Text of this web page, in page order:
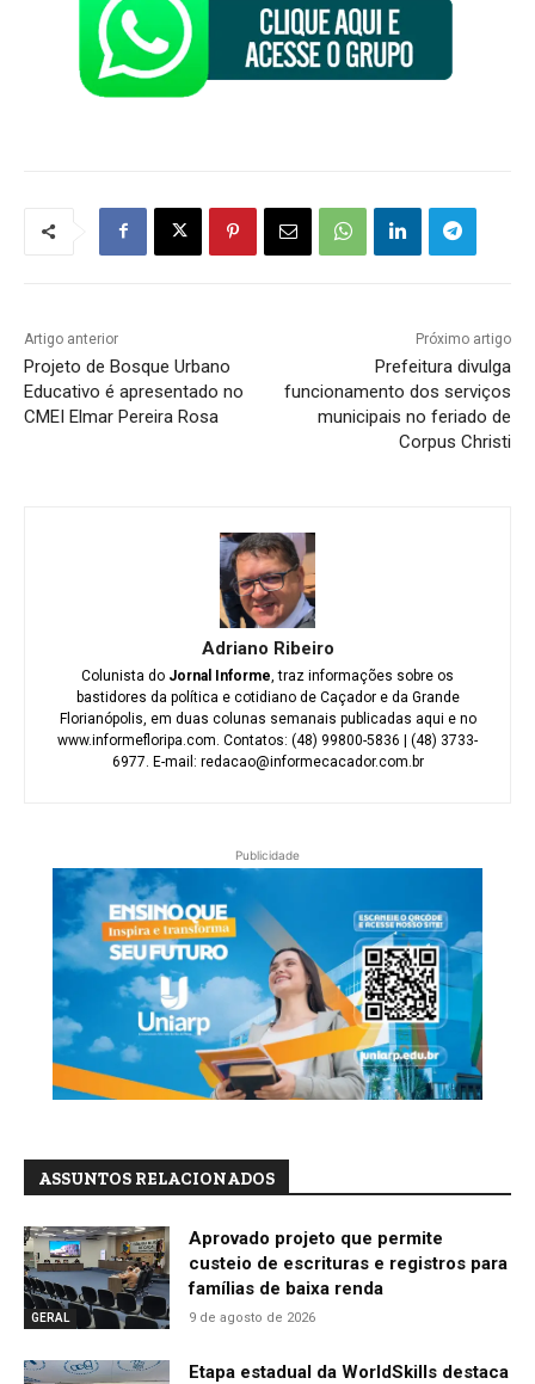
Artigo anterior
Projeto de Bosque Urbano
Educativo é apresentado no
CMEI Elmar Pereira Rosa
Próximo artigo
Prefeitura divulga
funcionamento dos serviços
municipais no feriado de
Corpus Christi
Adriano Ribeiro
Colunista do Jornal Informe, traz informações sobre os
bastidores da política e cotidiano de Caçador e da Grande
Florianópolis, em duas colunas semanais publicadas aqui e no
www.informefloripa.com. Contatos: (48) 99800-5836 | (48) 3733-
6977. E-mail: redacao@informecacador.com.br
Publicidade
ASSUNTOS RELACIONADOS
GERAL
Aprovado projeto que permite
custeio de escrituras e registros para
famílias de baixa renda
9 de agosto de 2026
Etapa estadual da WorldSkills destaca